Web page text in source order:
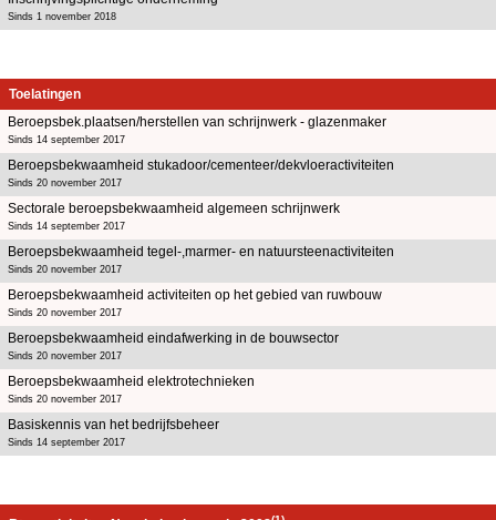
Sinds 1 november 2018
Toelatingen
Beroepsbek.plaatsen/herstellen van schrijnwerk - glazenmaker
Sinds 14 september 2017
Beroepsbekwaamheid stukadoor/cementeer/dekvloeractiviteiten
Sinds 20 november 2017
Sectorale beroepsbekwaamheid algemeen schrijnwerk
Sinds 14 september 2017
Beroepsbekwaamheid tegel-,marmer- en natuursteenactiviteiten
Sinds 20 november 2017
Beroepsbekwaamheid activiteiten op het gebied van ruwbouw
Sinds 20 november 2017
Beroepsbekwaamheid eindafwerking in de bouwsector
Sinds 20 november 2017
Beroepsbekwaamheid elektrotechnieken
Sinds 20 november 2017
Basiskennis van het bedrijfsbeheer
Sinds 14 september 2017